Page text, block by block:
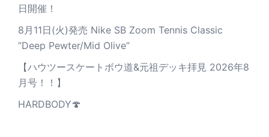
日開催！
8月11日(火)発売 Nike SB Zoom Tennis Classic
”Deep Pewter/Mid Olive”
【ハウツースケートボウ道&元祖デッキ拝見 2026年8
月号！！】
HARDBODY🍄